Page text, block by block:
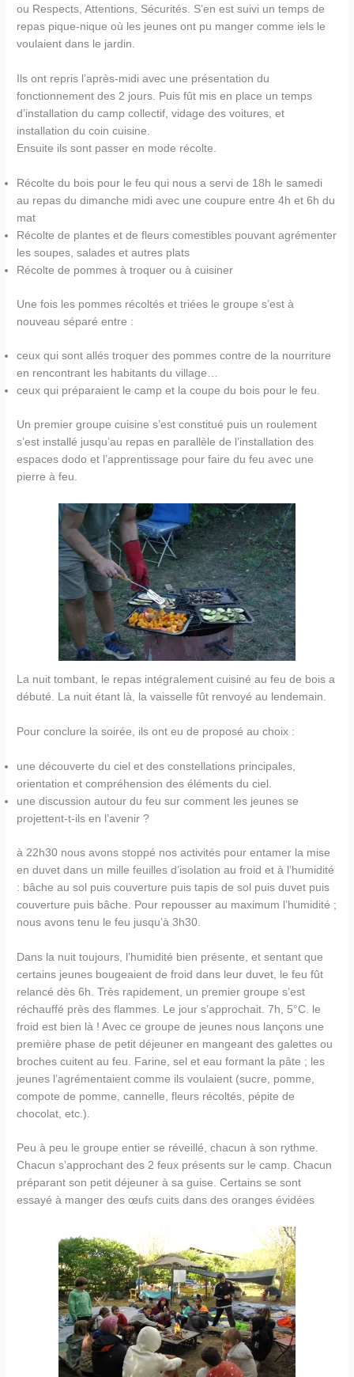
ou Respects, Attentions, Sécurités. S’en est suivi un temps de
repas pique-nique où les jeunes ont pu manger comme iels le
voulaient dans le jardin.
Ils ont repris l’après-midi avec une présentation du
fonctionnement des 2 jours. Puis fût mis en place un temps
d’installation du camp collectif, vidage des voitures, et
installation du coin cuisine.
Ensuite ils sont passer en mode récolte.
Récolte du bois pour le feu qui nous a servi de 18h le samedi
au repas du dimanche midi avec une coupure entre 4h et 6h du
mat
Récolte de plantes et de fleurs comestibles pouvant agrémenter
les soupes, salades et autres plats
Récolte de pommes à troquer ou à cuisiner
Une fois les pommes récoltés et triées le groupe s’est à
nouveau séparé entre :
ceux qui sont allés troquer des pommes contre de la nourriture
en rencontrant les habitants du village…
ceux qui préparaient le camp et la coupe du bois pour le feu.
Un premier groupe cuisine s’est constitué puis un roulement
s’est installé jusqu’au repas en parallèle de l’installation des
espaces dodo et l’apprentissage pour faire du feu avec une
pierre à feu.
La nuit tombant, le repas intégralement cuisiné au feu de bois a
débuté. La nuit étant là, la vaisselle fût renvoyé au lendemain.
Pour conclure la soirée, ils ont eu de proposé au choix :
une découverte du ciel et des constellations principales,
orientation et compréhension des éléments du ciel.
une discussion autour du feu sur comment les jeunes se
projettent-t-ils en l’avenir ?
à 22h30 nous avons stoppé nos activités pour entamer la mise
en duvet dans un mille feuilles d’isolation au froid et à l’humidité
: bâche au sol puis couverture puis tapis de sol puis duvet puis
couverture puis bâche. Pour repousser au maximum l’humidité ;
nous avons tenu le feu jusqu’à 3h30.
Dans la nuit toujours, l’humidité bien présente, et sentant que
certains jeunes bougeaient de froid dans leur duvet, le feu fût
relancé dès 6h. Très rapidement, un premier groupe s’est
réchauffé près des flammes. Le jour s’approchait. 7h, 5°C. le
froid est bien là ! Avec ce groupe de jeunes nous lançons une
première phase de petit déjeuner en mangeant des galettes ou
broches cuitent au feu. Farine, sel et eau formant la pâte ; les
jeunes l’agrémentaient comme ils voulaient (sucre, pomme,
compote de pomme, cannelle, fleurs récoltés, pépite de
chocolat, etc.).
Peu à peu le groupe entier se réveillé, chacun à son rythme.
Chacun s’approchant des 2 feux présents sur le camp. Chacun
préparant son petit déjeuner à sa guise. Certains se sont
essayé à manger des œufs cuits dans des oranges évidées